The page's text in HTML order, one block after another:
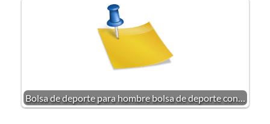
Bolsa de deporte para hombre bolsa de deporte con…